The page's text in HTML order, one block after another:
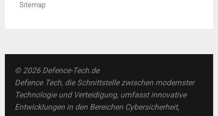
Sitemap
© 2026 Defence-Tech.de
Defence Tech, die Schnittstelle zwischen modernster
Technologie und Verteidigung, umfasst innovative
Entwicklungen in den Bereichen Cybersicherheit,